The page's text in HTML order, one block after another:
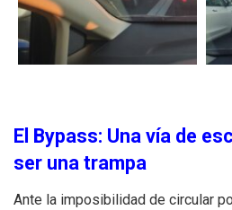
El Bypass: Una vía de
ser una trampa
Ante la imposibilidad de circular